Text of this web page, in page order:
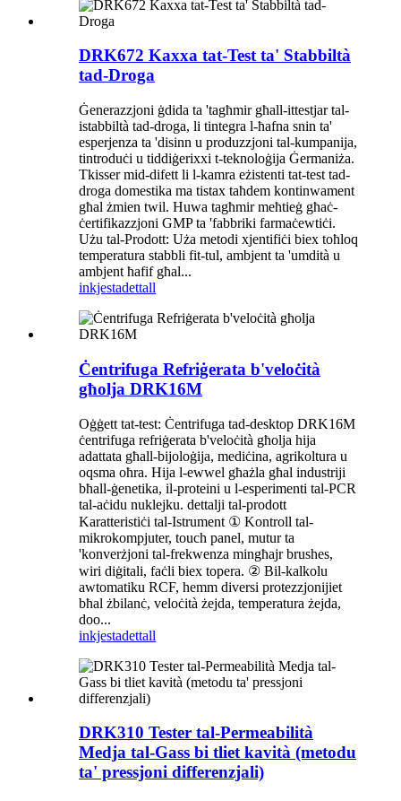
DRK672 Kaxxa tat-Test ta' Stabbiltà
tad-Droga
Ġenerazzjoni ġdida ta 'tagħmir għall-ittestjar tal-
istabbiltà tad-droga, li tintegra l-ħafna snin ta'
esperjenza ta 'disinn u produzzjoni tal-kumpanija,
tintroduċi u tiddiġerixxi t-teknoloġija Ġermaniża.
Tkisser mid-difett li l-kamra eżistenti tat-test tad-
droga domestika ma tistax taħdem kontinwament
għal żmien twil. Huwa tagħmir meħtieġ għaċ-
ċertifikazzjoni GMP ta 'fabbriki farmaċewtiċi.
Użu tal-Prodott: Uża metodi xjentifiċi biex toħloq
temperatura stabbli fit-tul, ambjent ta 'umdità u
ambjent ħafif għal...
inkjestadettall
Ċentrifuga Refriġerata b'veloċità
għolja DRK16M
Oġġett tat-test: Ċentrifuga tad-desktop DRK16M
ċentrifuga refriġerata b'veloċità għolja hija
adattata għall-bijoloġija, mediċina, agrikoltura u
oqsma oħra. Hija l-ewwel għażla għal industriji
bħall-ġenetika, il-proteini u l-esperimenti tal-PCR
tal-aċidu nuklejku. dettalji tal-prodott
Karatteristiċi tal-Istrument ① Kontroll tal-
mikrokompjuter, touch panel, mutur ta
'konverżjoni tal-frekwenza mingħajr brushes,
wiri diġitali, faċli biex topera. ② Bil-kalkolu
awtomatiku RCF, hemm diversi protezzjonijiet
bħal żbilanċ, veloċità żejda, temperatura żejda,
doo...
inkjestadettall
DRK310 Tester tal-Permeabilità
Medja tal-Gass bi tliet kavità (metodu
ta' pressjoni differenzjali)